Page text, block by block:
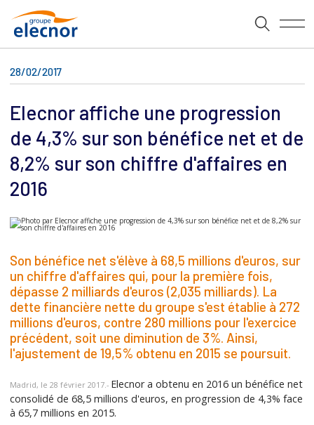
28/02/2017
Elecnor affiche une progression
de 4,3% sur son bénéfice net et de
8,2% sur son chiffre d'affaires en
2016
Son bénéfice net s'élève à 68,5 millions d'euros, sur
un chiffre d'affaires qui, pour la première fois,
dépasse 2 milliards d'euros (2,035 milliards). La
dette financière nette du groupe s'est établie à 272
millions d'euros, contre 280 millions pour l'exercice
précédent, soit une diminution de 3%. Ainsi,
l'ajustement de 19,5% obtenu en 2015 se poursuit.
Madrid, le 28 février 2017.- Elecnor a obtenu en 2016 un bénéfice net
consolidé de 68,5 millions d'euros, en progression de 4,3% face
à 65,7 millions en 2015.